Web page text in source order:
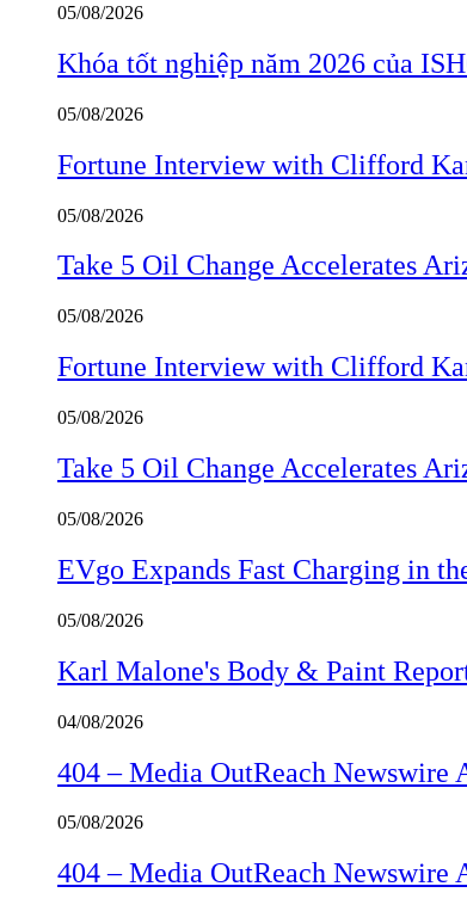
05/08/2026
Khóa tốt nghiệp năm 2026 của
05/08/2026
Fortune Interview with Clifford
05/08/2026
Take 5 Oil Change Accelerates
05/08/2026
Fortune Interview with Clifford
05/08/2026
Take 5 Oil Change Accelerates
05/08/2026
EVgo Expands Fast Charging in
05/08/2026
Karl Malone's Body & Paint
04/08/2026
404 – Media OutReach Newswire
05/08/2026
404 – Media OutReach Newswire